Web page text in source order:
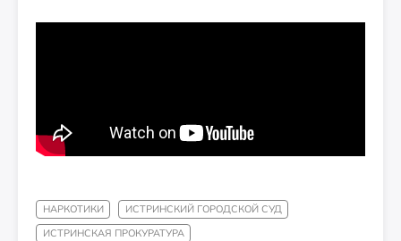
НАРКОТИКИ
ИСТРИНСКИЙ ГОРОДСКОЙ СУД
ИСТРИНСКАЯ ПРОКУРАТУРА